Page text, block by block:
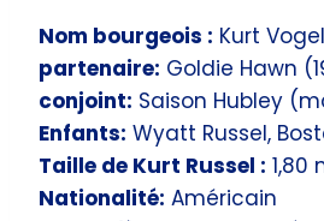
Nom bourgeois : Kurt
partenaire: Goldie Hawn
conjoint: Saison Hubley
Enfants: Wyatt Russel,
Taille de Kurt Russel : 1,80
Nationalité: Américain